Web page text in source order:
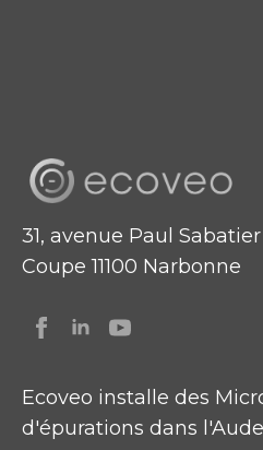
31, avenue Paul Sabatier
Coupe 11100 Narbonne
Ecoveo installe des
d'épurations dans